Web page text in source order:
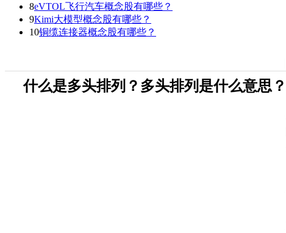
8eVTOL飞行汽车概念股有哪些？
9Kimi大模型概念股有哪些？
10铜缆连接器概念股有哪些？
什么是多头排列？多头排列是什么意思？